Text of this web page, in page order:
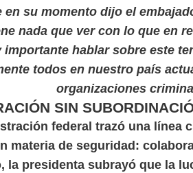
en su momento dijo el
nada que ver con lo que en
importante hablar sobre este
todos en nuestro país
organizaciones
SIN
federal trazó una línea
materia de seguridad:
la presidenta subrayó que la